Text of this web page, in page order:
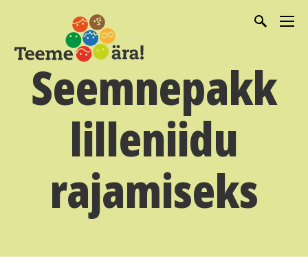
Seemnepakk
lilleniidu
rajamiseks